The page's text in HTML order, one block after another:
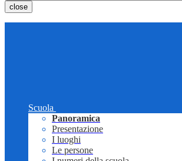
close
Scuola
Panoramica
Presentazione
I luoghi
Le persone